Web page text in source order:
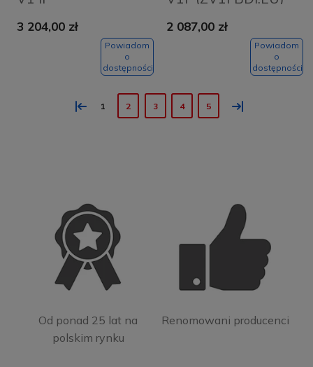
3 204,00 zł
Powiadom
o
dostępności
2 087,00 zł
Powiadom
o
dostępności
« 1 2 3 4 5 »
Od ponad 25 lat na
polskim rynku
Renomowani producenci